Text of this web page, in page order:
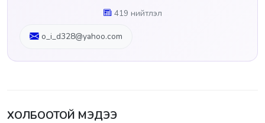
419 нийтлэл
o_i_d328@yahoo.com
ХОЛБООТОЙ МЭДЭЭ